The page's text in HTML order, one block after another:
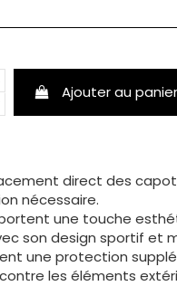
Ajouter au panier
direct des
nécessaire.
une touche
son design sportif et
une protection
les éléments